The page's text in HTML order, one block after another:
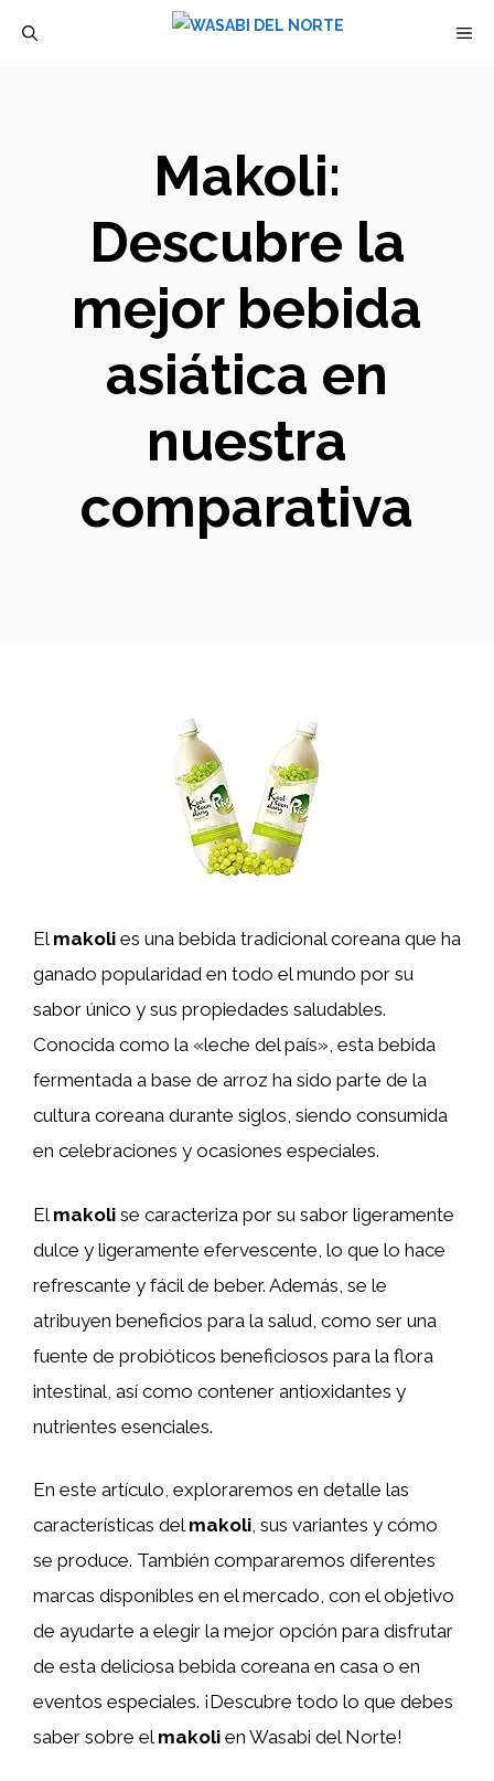
Makoli:
Descubre la
mejor bebida
asiática en
nuestra
comparativa
El makoli es una bebida tradicional coreana que ha
ganado popularidad en todo el mundo por su
sabor único y sus propiedades saludables.
Conocida como la «leche del país», esta bebida
fermentada a base de arroz ha sido parte de la
cultura coreana durante siglos, siendo consumida
en celebraciones y ocasiones especiales.
El makoli se caracteriza por su sabor ligeramente
dulce y ligeramente efervescente, lo que lo hace
refrescante y fácil de beber. Además, se le
atribuyen beneficios para la salud, como ser una
fuente de probióticos beneficiosos para la flora
intestinal, así como contener antioxidantes y
nutrientes esenciales.
En este artículo, exploraremos en detalle las
características del makoli, sus variantes y cómo
se produce. También compararemos diferentes
marcas disponibles en el mercado, con el objetivo
de ayudarte a elegir la mejor opción para disfrutar
de esta deliciosa bebida coreana en casa o en
eventos especiales. ¡Descubre todo lo que debes
saber sobre el makoli en Wasabi del Norte!